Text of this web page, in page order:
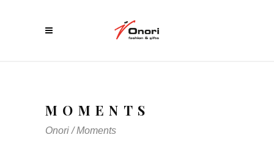
MOMENTS
Onori/Moments